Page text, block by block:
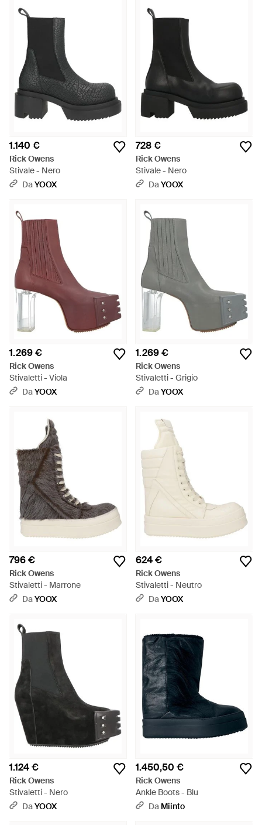
stesso. La collezione di stivali da uomo Rick Owens è
massiccia, in stile utility misto a dettagli minuziosi – insomma,
un vero e proprio ibrido di moda e funzionalità. Se ami le zip
grosse e le suole plateau in tinta unita nera, questi modelli
fanno per te.
1.140 €
Rick Owens
Stivale - Nero
DaYOOX
728 €
Rick Owens
Stivale - Nero
DaYOOX
1.269 €
Rick Owens
Stivaletti - Viola
DaYOOX
1.269 €
Rick Owens
Stivaletti - Grigio
DaYOOX
796 €
Rick Owens
Stivaletti - Marrone
DaYOOX
624 €
Rick Owens
Stivaletti - Neutro
DaYOOX
1.124 €
Rick Owens
Stivaletti - Nero
DaYOOX
1.450,50 €
Rick Owens
Ankle Boots - Blu
Da Miinto